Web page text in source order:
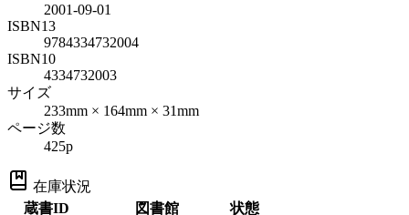
2001-09-01
ISBN13
9784334732004
ISBN10
4334732003
サイズ
233mm × 164mm × 31mm
ページ数
425p
在庫状況
蔵書ID
図書館
状態